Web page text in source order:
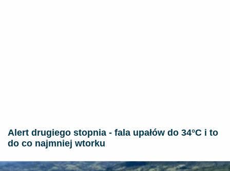
Alert drugiego stopnia - fala upałów do 34°C i to
do co najmniej wtorku